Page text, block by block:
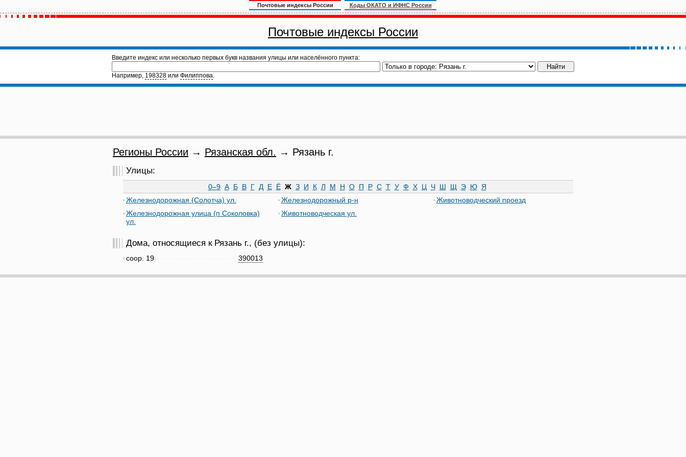
Почтовые индексы России Коды ОКАТО и ИФНС России
Почтовые индексы России
Введите индекс или несколько первых букв названия улицы или населённого пункта:
Например, 198328 или Филиппова.
Регионы России → Рязанская обл. → Рязань г.
Улицы:
0–9 А Б В Г Д Е Ё Ж З И К Л М Н О П Р С Т У Ф Х Ц Ч Ш Щ Э Ю Я
Железнодорожная (Солотча) ул.
Железнодорожная улица (п Соколовка)
ул.
Железнодорожный р-н
Животноводческая ул.
Животноводческий проезд
Дома, относящиеся к Рязань г., (без улицы):
390013
соор. 19